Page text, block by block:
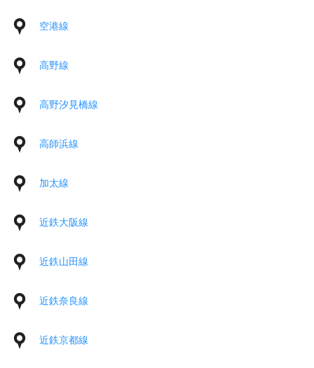
空港線
高野線
高野汐見橋線
高師浜線
加太線
近鉄大阪線
近鉄山田線
近鉄奈良線
近鉄京都線